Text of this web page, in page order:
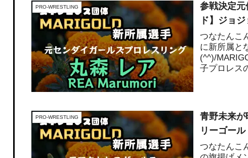
PRO-WRESTLING
参戦決定
ド】ジョ
つなたんこ
に新所属と
(^^)/
子プロレス
PRO-WRESTLING
青野未来
リーゴー
つなたんこ